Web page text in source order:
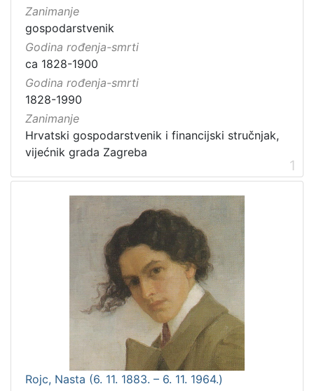
Zanimanje
gospodarstvenik
Godina rođenja-smrti
ca 1828-1900
Godina rođenja-smrti
1828-1990
Zanimanje
Hrvatski gospodarstvenik i financijski stručnjak,
vijećnik grada Zagreba
1
Rojc, Nasta (6. 11. 1883. – 6. 11. 1964.)